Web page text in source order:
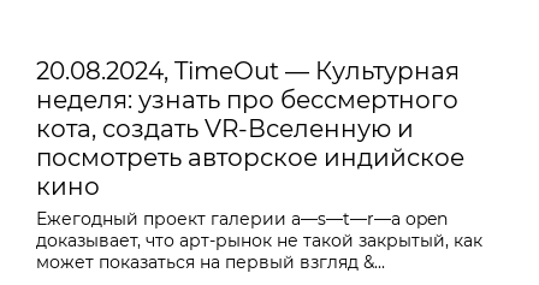
20.08.2024, TimeOut — Культурная
неделя: узнать про бессмертного
кота, создать VR-Вселенную и
посмотреть авторское индийское
кино
Ежегодный проект галерии a—s—t—r—a open
доказывает, что арт-рынок не такой закрытый, как
может показаться на первый взгляд &...